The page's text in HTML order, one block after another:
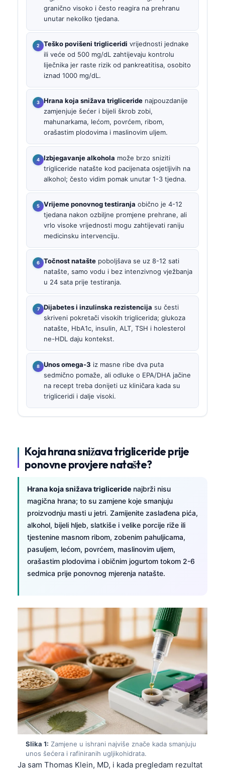
granično visoko i često reagira na prehranu
unutar nekoliko tjedana.
Teško povišeni trigliceridi vrijednosti jednake
ili veće od 500 mg/dL zahtijevaju kontrolu
liječnika jer raste rizik od pankreatitisa, osobito
iznad 1000 mg/dL.
Hrana koja snižava trigliceride najpouzdanije
zamjenjuje šećer i bijeli škrob zobi,
mahunarkama, lećom, povrćem, ribom,
orašastim plodovima i maslinovim uljem.
Izbjegavanje alkohola može brzo sniziti
trigliceride natašte kod pacijenata osjetljivih na
alkohol; često vidim pomak unutar 1-3 tjedna.
Vrijeme ponovnog testiranja obično je 4-12
tjedana nakon ozbiljne promjene prehrane, ali
vrlo visoke vrijednosti mogu zahtijevati raniju
medicinsku intervenciju.
Točnost natašte poboljšava se uz 8-12 sati
natašte, samo vodu i bez intenzivnog vježbanja
u 24 sata prije testiranja.
Dijabetes i inzulinska rezistencija su česti
skriveni pokretači visokih triglicerida; glukoza
natašte, HbA1c, insulin, ALT, TSH i holesterol
ne-HDL daju kontekst.
Unos omega-3 iz masne ribe dva puta
sedmično pomaže, ali odluke o EPA/DHA jačine
na recept treba donijeti uz kliničara kada su
trigliceridi i dalje visoki.
Koja hrana snižava trigliceride prije
ponovne provjere natašte?
Hrana koja snižava trigliceride najbrži nisu
magična hrana; to su zamjene koje smanjuju
proizvodnju masti u jetri. Zamijenite zaslađena pića,
alkohol, bijeli hljeb, slatkiše i velike porcije riže ili
tjestenine masnom ribom, zobenim pahuljicama,
pasuljem, lećom, povrćem, maslinovim uljem,
orašastim plodovima i običnim jogurtom tokom 2-6
sedmica prije ponovnog mjerenja natašte.
Slika 1: Zamjene u ishrani najviše znače kada smanjuju
unos šećera i rafiniranih ugljikohidrata.
Ja sam Thomas Klein, MD, i kada pregledam rezultat